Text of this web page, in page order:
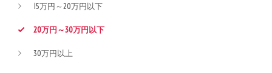
15万円～20万円以下
20万円～30万円以下
30万円以上